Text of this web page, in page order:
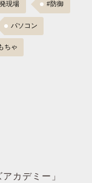
現場 #防御
パソコン
ちゃ
カデミー」